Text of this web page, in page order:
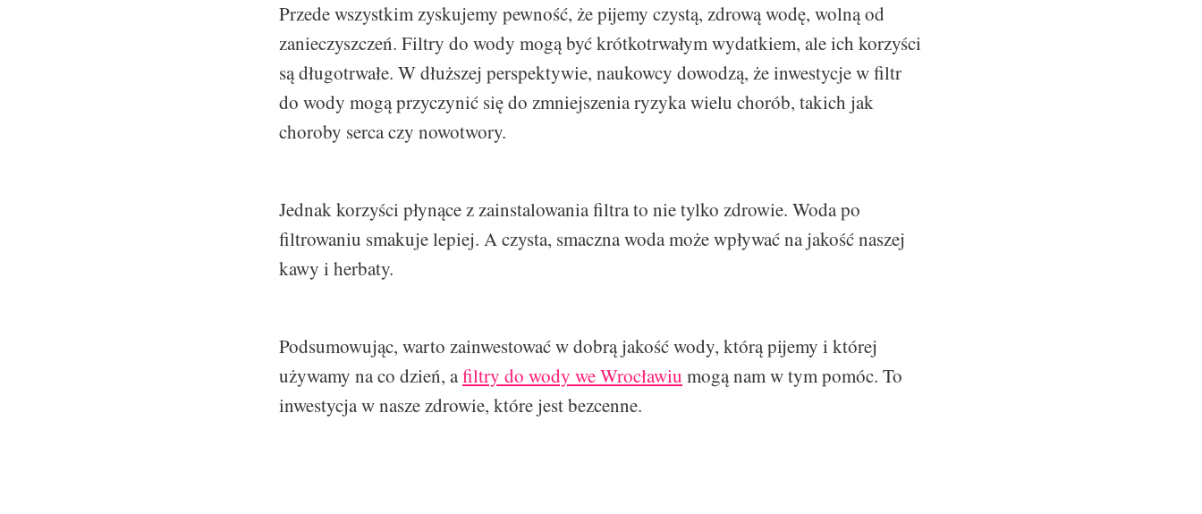
Przede wszystkim zyskujemy pewność, że pijemy czystą, zdrową wodę, wolną od
zanieczyszczeń. Filtry do wody mogą być krótkotrwałym wydatkiem, ale ich korzyści
są długotrwałe. W dłuższej perspektywie, naukowcy dowodzą, że inwestycje w filtr
do wody mogą przyczynić się do zmniejszenia ryzyka wielu chorób, takich jak
choroby serca czy nowotwory.
Jednak korzyści płynące z zainstalowania filtra to nie tylko zdrowie. Woda po
filtrowaniu smakuje lepiej. A czysta, smaczna woda może wpływać na jakość naszej
kawy i herbaty.
Podsumowując, warto zainwestować w dobrą jakość wody, którą pijemy i której
używamy na co dzień, afiltry do wody we Wrocławiu mogą nam w tym pomóc. To
inwestycja w nasze zdrowie, które jest bezcenne.